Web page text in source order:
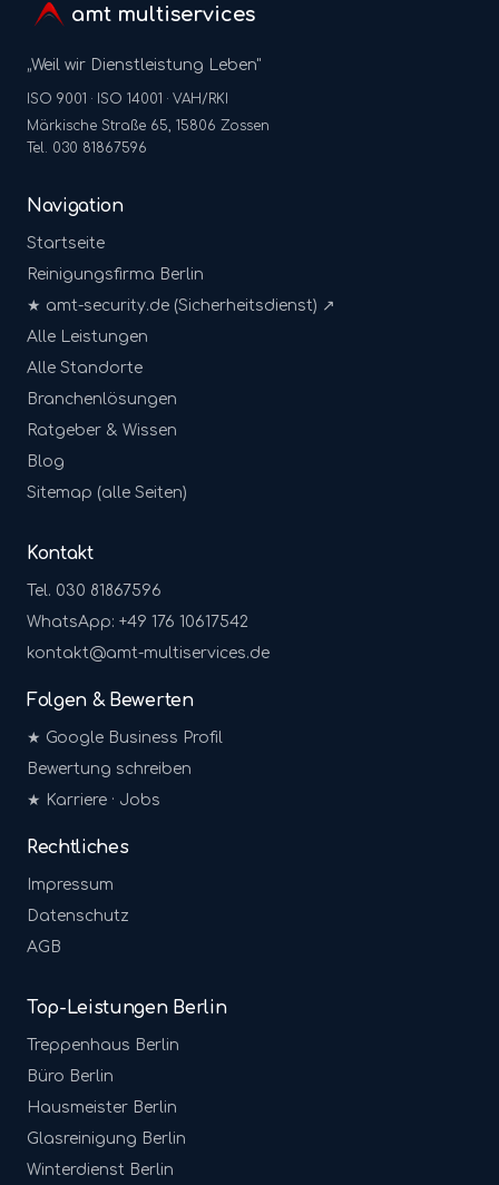
amt multiservices
„Weil wir Dienstleistung Leben"
ISO 9001 · ISO 14001 · VAH/RKI
Märkische Straße 65, 15806 Zossen
Tel. 030 81867596
Navigation
Startseite
Reinigungsfirma Berlin
★ amt-security.de (Sicherheitsdienst) ↗
Alle Leistungen
Alle Standorte
Branchenlösungen
Ratgeber & Wissen
Blog
Sitemap (alle Seiten)
Kontakt
Tel. 030 81867596
WhatsApp: +49 176 10617542
kontakt@amt-multiservices.de
Folgen & Bewerten
★ Google Business Profil
Bewertung schreiben
★ Karriere · Jobs
Rechtliches
Impressum
Datenschutz
AGB
Top-Leistungen Berlin
Treppenhaus Berlin
Büro Berlin
Hausmeister Berlin
Glasreinigung Berlin
Winterdienst Berlin